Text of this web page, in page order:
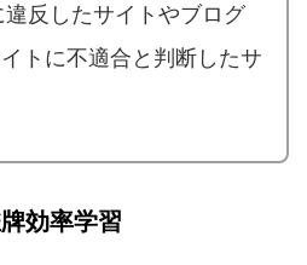
反したサイトやブログ
トに不適合と判断したサ
効率学習